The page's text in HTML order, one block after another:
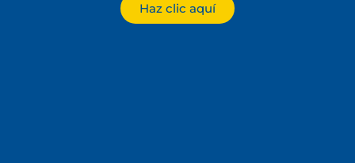
Haz clic aquí